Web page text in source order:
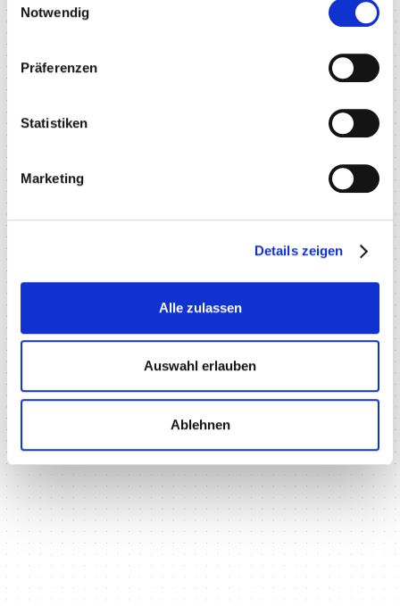
Notwendig
Präferenzen
Statistiken
Marketing
Details zeigen
Alle zulassen
Auswahl erlauben
Ablehnen